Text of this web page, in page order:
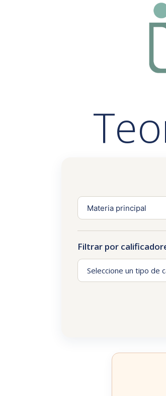
Filtrar por